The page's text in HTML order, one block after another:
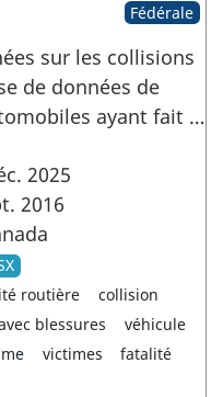
Fédérale
sur les collisions
de données de
ayant fait …
2025
2016
routière
collision
blessures
véhicule
victimes
fatalité